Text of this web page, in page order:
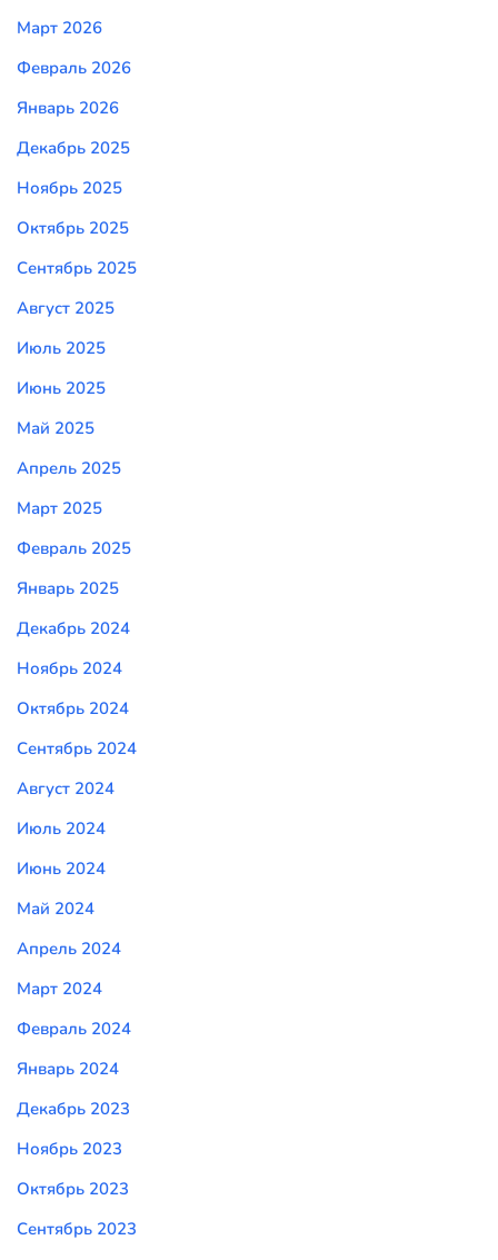
Март 2026
Февраль 2026
Январь 2026
Декабрь 2025
Ноябрь 2025
Октябрь 2025
Сентябрь 2025
Август 2025
Июль 2025
Июнь 2025
Май 2025
Апрель 2025
Март 2025
Февраль 2025
Январь 2025
Декабрь 2024
Ноябрь 2024
Октябрь 2024
Сентябрь 2024
Август 2024
Июль 2024
Июнь 2024
Май 2024
Апрель 2024
Март 2024
Февраль 2024
Январь 2024
Декабрь 2023
Ноябрь 2023
Октябрь 2023
Сентябрь 2023